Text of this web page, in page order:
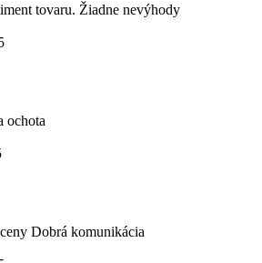
tovaru. Žiadne nevýhody
ochota
Dobrá komunikácia